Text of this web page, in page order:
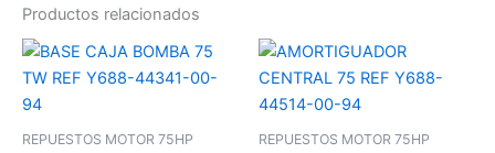
Productos relacionados
REPUESTOS MOTOR 75HP REPUESTOS MOTOR 75HP